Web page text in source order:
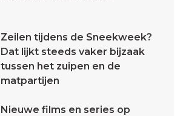
Zeilen tijdens de Sneekweek?
Dat lijkt steeds vaker bijzaak
tussen het zuipen en de
matpartijen
Nieuwe films en series op